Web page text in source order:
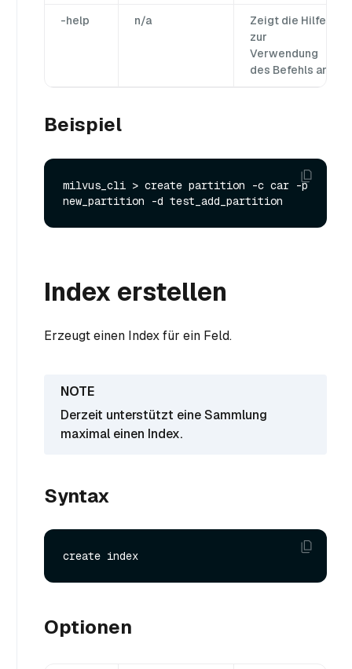
-help n/a
Zeigt die Hilfe
zur
Verwendung
des Befehls an.
Beispiel
milvus_cli > create partition -c car -p
Index erstellen
Erzeugt einen Index für ein Feld.
Derzeit unterstützt eine Sammlung
maximal einen Index.
Syntax
Optionen